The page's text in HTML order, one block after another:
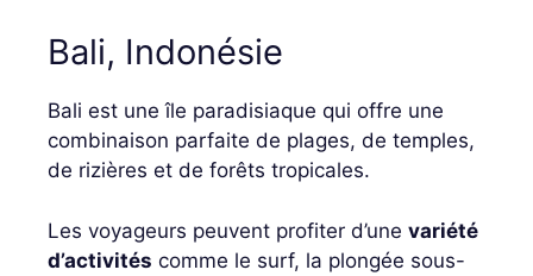
Bali, Indonésie
Bali est une île paradisiaque qui offre une
combinaison parfaite de plages, de temples,
de rizières et de forêts tropicales.
Les voyageurs peuvent profiter d’une variété
d’activités comme le surf, la plongée sous-